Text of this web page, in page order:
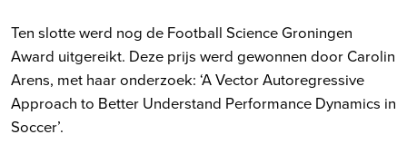
Ten slotte werd nog de Football Science Groningen
Award uitgereikt. Deze prijs werd gewonnen door Carolin
Arens, met haar onderzoek: ‘A Vector Autoregressive
Approach to Better Understand Performance Dynamics in
Soccer’.